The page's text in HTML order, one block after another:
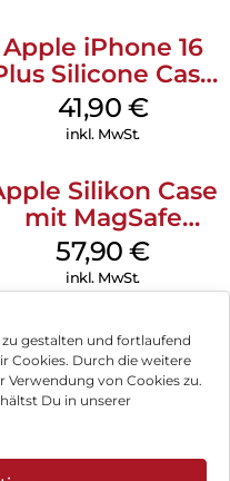
gestalten und fortlaufend
Cookies. Durch die weitere
von Cookies zu.
Du in unserer
Apple iPhone 16
Silicone Case
MagSafe Stone
Gray
41,90 €
inkl. MwSt.
Silikon Case
mit MagSafe
iPhone 14 Pro
(PRODUCT)RED
57,90€
inkl. MwSt.